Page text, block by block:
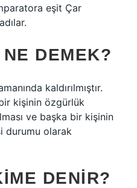
eşit Çar
DEMEK?
kaldırılmıştır.
kişinin özgürlük
ve başka bir kişinin
durumu olarak
DENIR?